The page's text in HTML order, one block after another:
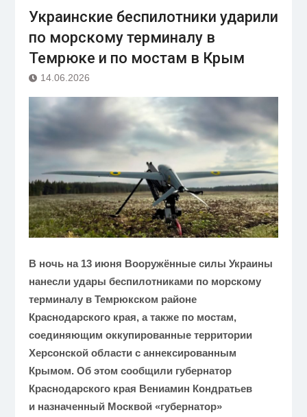
Украинские беспилотники ударили
по морскому терминалу в
Темрюке и по мостам в Крым
14.06.2026
В ночь на 13 июня Вооружённые силы Украины
нанесли удары беспилотниками по морскому
терминалу в Темрюкском районе
Краснодарского края, а также по мостам,
соединяющим оккупированные территории
Херсонской области с аннексированным
Крымом. Об этом сообщили губернатор
Краснодарского края Вениамин Кондратьев
и назначенный Москвой «губернатор»